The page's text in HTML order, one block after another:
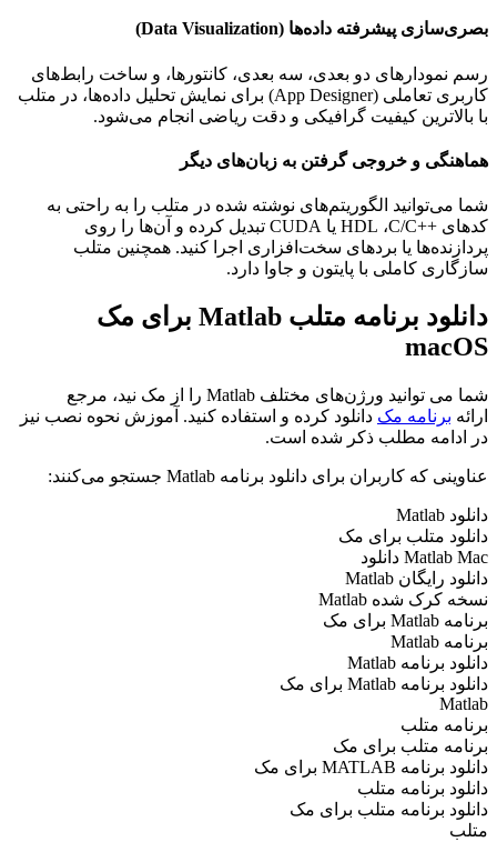
بصری‌سازی پیشرفته داده‌ها (Data Visualization
)
رسم نمودارهای دو بعدی، سه بعدی، کانتورها، و ساخت رابط‌های
کاربری تعاملی (App Designer) برای نمایش تحلیل داده‌ها، در متلب
با بالاترین کیفیت گرافیکی و دقت ریاضی انجام می‌شود.
هماهنگی و خروجی گرفتن به زبان‌های دیگر
شما می‌توانید الگوریتم‌های نوشته شده در متلب را به راحتی به
کدهای C/C++، HDL یا CUDA تبدیل کرده و آن‌ها را روی
پردازنده‌ها یا بردهای سخت‌افزاری اجرا کنید. همچنین متلب
سازگاری کاملی با پایتون و جاوا دارد.
دانلود برنامه متلب Matlab برای مک
macOS
شما می توانید ورژن‌های مختلف Matlab را از مک نید، مرجع
ارائه برنامه مک دانلود کرده و استفاده کنید. آموزش نحوه نصب نیز
در ادامه مطلب ذکر شده است.
عناوینی که کاربران برای دانلود برنامه Matlab جستجو می‌کنند:
دانلود Matlab
دانلود متلب برای مک
Matlab Mac دانلود
دانلود رایگان Matlab
نسخه کرک شده Matlab
برنامه Matlab برای مک
برنامه Matlab
دانلود برنامه Matlab
دانلود برنامه Matlab برای مک
Matlab
برنامه متلب
برنامه متلب برای مک
دانلود برنامه MATLAB برای مک
دانلود برنامه متلب
دانلود برنامه متلب برای مک
متلب